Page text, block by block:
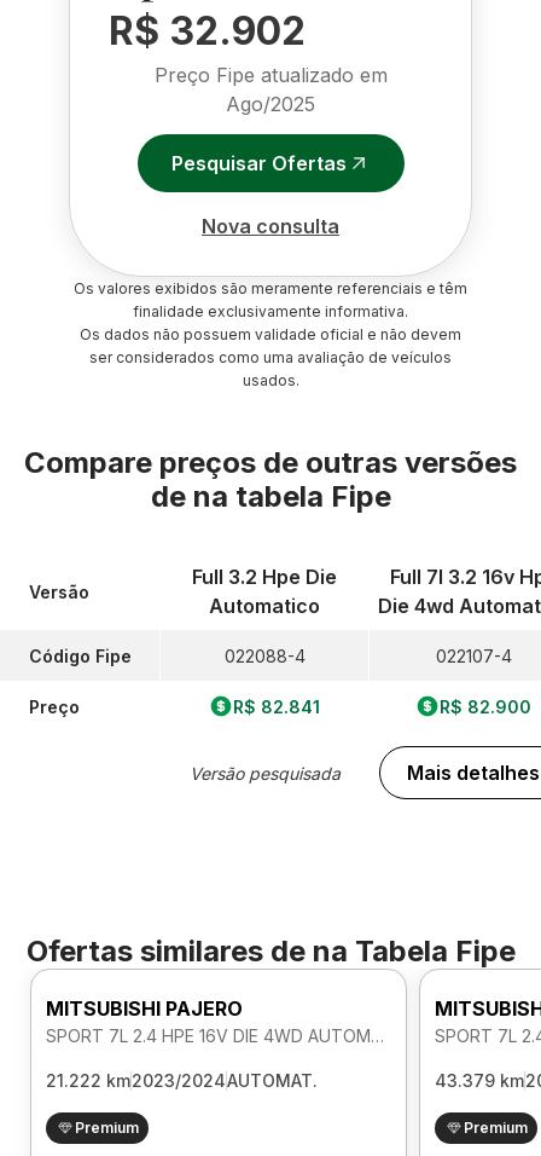
R$ 32.902
Preço Fipe atualizado em
Ago/2025
Pesquisar Ofertas
Nova consulta
Os valores exibidos são meramente referenciais e têm
finalidade exclusivamente informativa.
Os dados não possuem validade oficial e não devem
ser considerados como uma avaliação de veículos
usados.
Compare preços de outras versões
de na tabela Fipe
Versão
Código Fipe
Preço
Full 3.2 Hpe Die
Automatico
022088-4
R$ 82.841
Versão pesquisada
Full 7l 3.2 16v
Die 4wd
022107-4
R$ 82.900
Mais detalhes
Ofertas similares de na Tabela Fipe
MITSUBISHI PAJERO
SPORT 7L 2.4 HPE 16V DIE 4WD AUTOMATICO
21.222 km2023/2024AUTOMAT.
Premium
43.379 km
Premium